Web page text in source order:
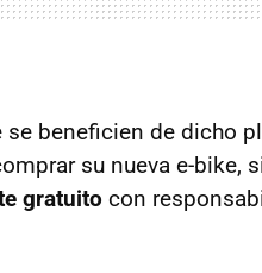
se beneficien de dicho
su nueva e-bike,
gratuito con